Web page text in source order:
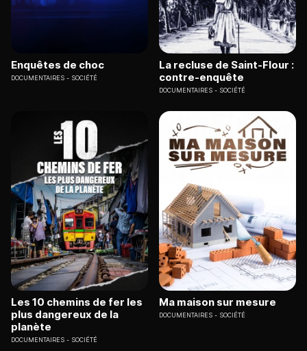
Enquêtes de choc
DOCUMENTAIRES SOCIÉTÉ
La recluse de Saint-Flour :
contre-enquête
DOCUMENTAIRES SOCIÉTÉ
Les 10 chemins de fer les
plus dangereux de la
planète
DOCUMENTAIRES SOCIÉTÉ
Ma maison sur mesure
DOCUMENTAIRES SOCIÉTÉ